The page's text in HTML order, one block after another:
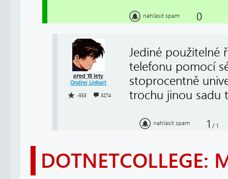
nahlásit spam 0
před 18 lety
Ondřej Linhart
-553 3274
Jediné použitelné
telefonu pomocí
stoprocentně
trochu jinou sadu
nahlásit spam 1 / 1
DOTNETCOLLEGE: